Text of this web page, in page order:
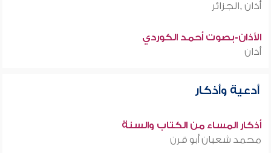
أذان ,الجزائر
الأذان-بصوت أحمد الكوردي
أذان
أدعية وأذكار
أذكار المساء من الكتاب والسنة
محمد شعبان أبو قرن